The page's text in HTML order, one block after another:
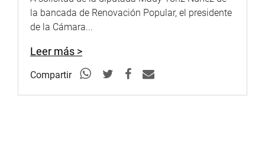
OFICINA DE COMUNICACIONES E IMAGEN
INSTITUCIONAL
la bancada de Renovación Popular, el presidente
de la Cámara...
Leer más >
Compartir